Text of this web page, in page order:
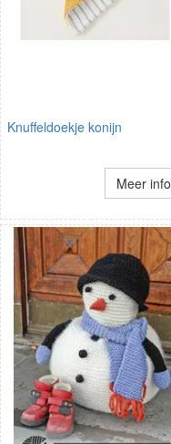
Knuffeldoekje konijn
Meer info